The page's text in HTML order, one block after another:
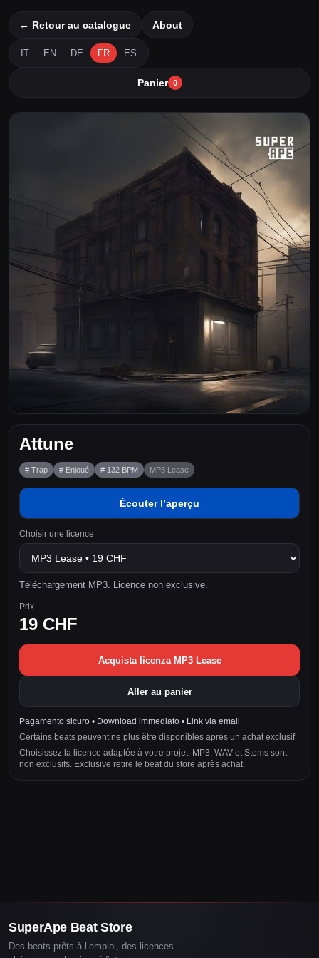
← Retour au catalogue About
IT EN DE FR ES
Panier 0
Attune
# Trap # Enjoué # 132 BPM MP3 Lease
Écouter l’aperçu
Choisir une licence
Téléchargement MP3. Licence non exclusive.
Prix
19 CHF
Acquista licenza MP3 Lease
Aller au panier
Pagamento sicuro • Download immediato • Link via email
Certains beats peuvent ne plus être disponibles après un achat exclusif
Choisissez la licence adaptée à votre projet. MP3, WAV et Stems sont
non exclusifs. Exclusive retire le beat du store après achat.
SuperApe Beat Store
Des beats prêts à l’emploi, des licences